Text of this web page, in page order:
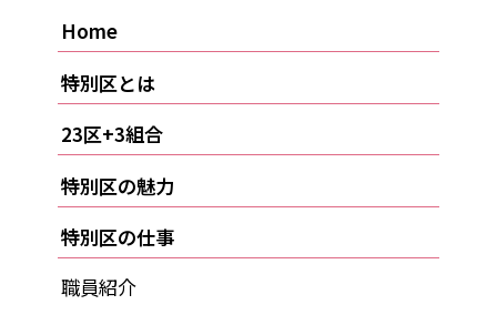
Home
特別区とは
23区+3組合
特別区の魅力
特別区の仕事
職員紹介